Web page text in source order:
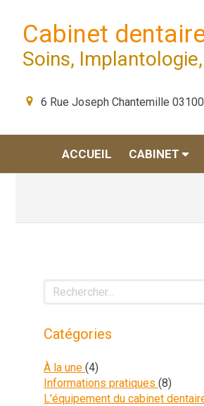
Cabinet
Soins,
6 Rue Joseph Chantemille 03100
ACCUEIL CABINET
Rechercher
Catégories
À la une (4)Articles Count
Informations pratiques (8)
L'équipement du cabinet